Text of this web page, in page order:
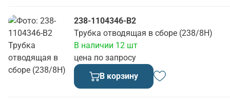
238-1104346-В2
Трубка отводящая в сборе (238/8Н)
цена по запросу
В наличии 12 шт
В корзину